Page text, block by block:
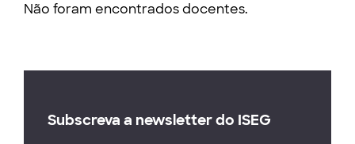
Não foram encontrados docentes.
Subscreva a newsletter do ISEG